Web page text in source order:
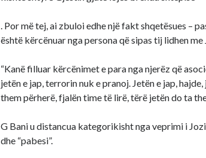
. Por më tej, ai zbuloi edhe një fakt shqetësues –
është kërcënuar nga persona që sipas tij lidhen me
“Kanë filluar kërcënimet e para nga njerëz që
jetën e jap, terrorin nuk e pranoj. Jetën e jap,
them përherë, fjalën time të lirë, tërë jetën do ta
G Bani u distancua kategorikisht nga veprimi i
dhe “pabesi”.